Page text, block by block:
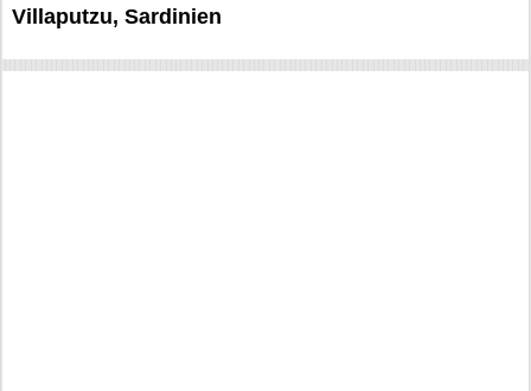
Villaputzu, Sardinien